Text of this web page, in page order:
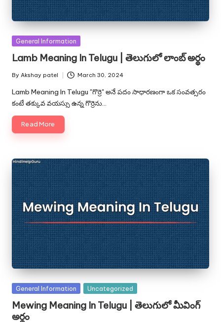
Posted
General Information
Lamb Meaning In Telugu | తెలుగులో లాంబ్ అర్థం
Posted
by
By Akshay patel March 30, 2024
Lamb Meaning In Telugu "గొర్రె" అనే పదం సాధారణంగా ఒక సంవత్సరం
కంటే తక్కువ వయస్సు ఉన్న గొర్రెను…
Read More
Posted
General Information Uncategorized
Mewing Meaning In Telugu | తెలుగులో మీవింగ్
అర్థం